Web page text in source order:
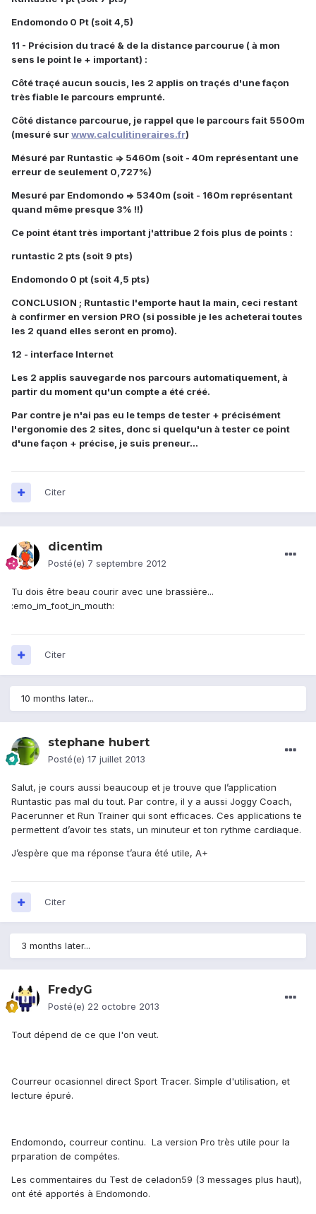
Endomondo 0 Pt (soit 4,5)
11 - Précision du tracé & de la distance parcourue ( à mon
sens le point le + important) :
Côté traçé aucun soucis, les 2 applis on traçés d'une façon
très fiable le parcours emprunté.
Côté distance parcourue, je rappel que le parcours fait 5500m
(mesuré surwww.calculitineraires.fr)
Mésuré par Runtastic => 5460m (soit - 40m représentant une
erreur de seulement 0,727%)
Mesuré par Endomondo => 5340m (soit - 160m représentant
quand même presque 3% !!)
Ce point étant très important j'attribue 2 fois plus de points :
runtastic 2 pts (soit 9 pts)
Endomondo 0 pt (soit 4,5 pts)
CONCLUSION ; Runtastic l'emporte haut la main, ceci restant
à confirmer en version PRO (si possible je les acheterai toutes
les 2 quand elles seront en promo).
12 - interface Internet
Les 2 applis sauvegarde nos parcours automatiquement, à
partir du moment qu'un compte a été créé.
Par contre je n'ai pas eu le temps de tester + précisément
l'ergonomie des 2 sites, donc si quelqu'un à tester ce point
d'une façon + précise, je suis preneur...
Citer
dicentim
Posté(e) 7 septembre 2012
Tu dois être beau courir avec une brassière...
:emo_im_foot_in_mouth:
Citer
10 months later...
stephane hubert
Posté(e) 17 juillet 2013
Salut, je cours aussi beaucoup et je trouve que l’application
Runtastic pas mal du tout. Par contre, il y a aussi Joggy Coach,
Pacerunner et Run Trainer qui sont efficaces. Ces applications te
permettent d’avoir tes stats, un minuteur et ton rythme cardiaque.
J’espère que ma réponse t’aura été utile, A+
Citer
3 months later...
FredyG
Posté(e) 22 octobre 2013
Tout dépend de ce que l'on veut.
Courreur ocasionnel direct Sport Tracer. Simple d'utilisation, et
lecture épuré.
Endomondo, courreur continu. La version Pro très utile pour la
prparation de compétes.
Les commentaires du Test de celadon59 (3 messages plus haut),
ont été apportés à Endomondo.